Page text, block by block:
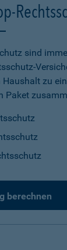
sind
zu
Paket
berechnen